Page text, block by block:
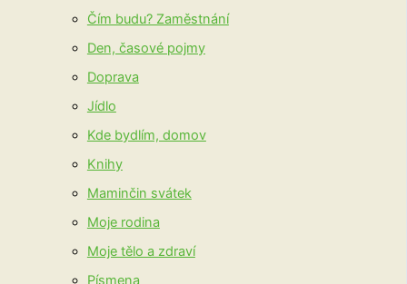
Čím budu? Zaměstnání
Den, časové pojmy
Doprava
Jídlo
Kde bydlím, domov
Knihy
Maminčin svátek
Moje rodina
Moje tělo a zdraví
Písmena